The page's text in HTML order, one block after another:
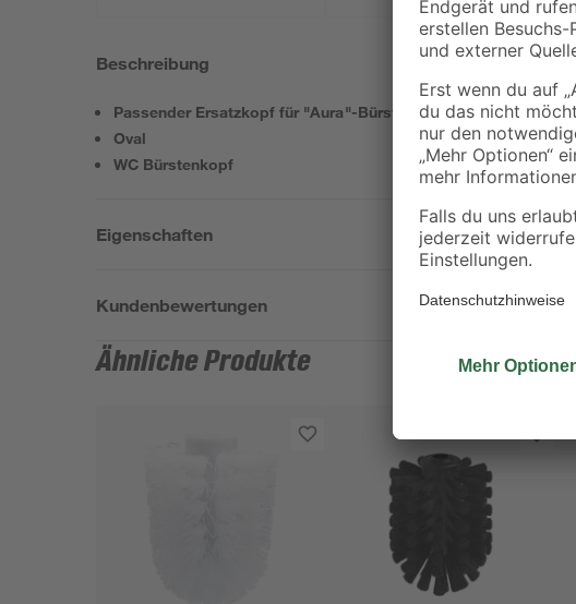
Beschreibung
Passender Ersatzkopf für "Aura"-Bürsten
Oval
WC Bürstenkopf
Eigenschaften
Kundenbewertungen
Ähnliche Produkte